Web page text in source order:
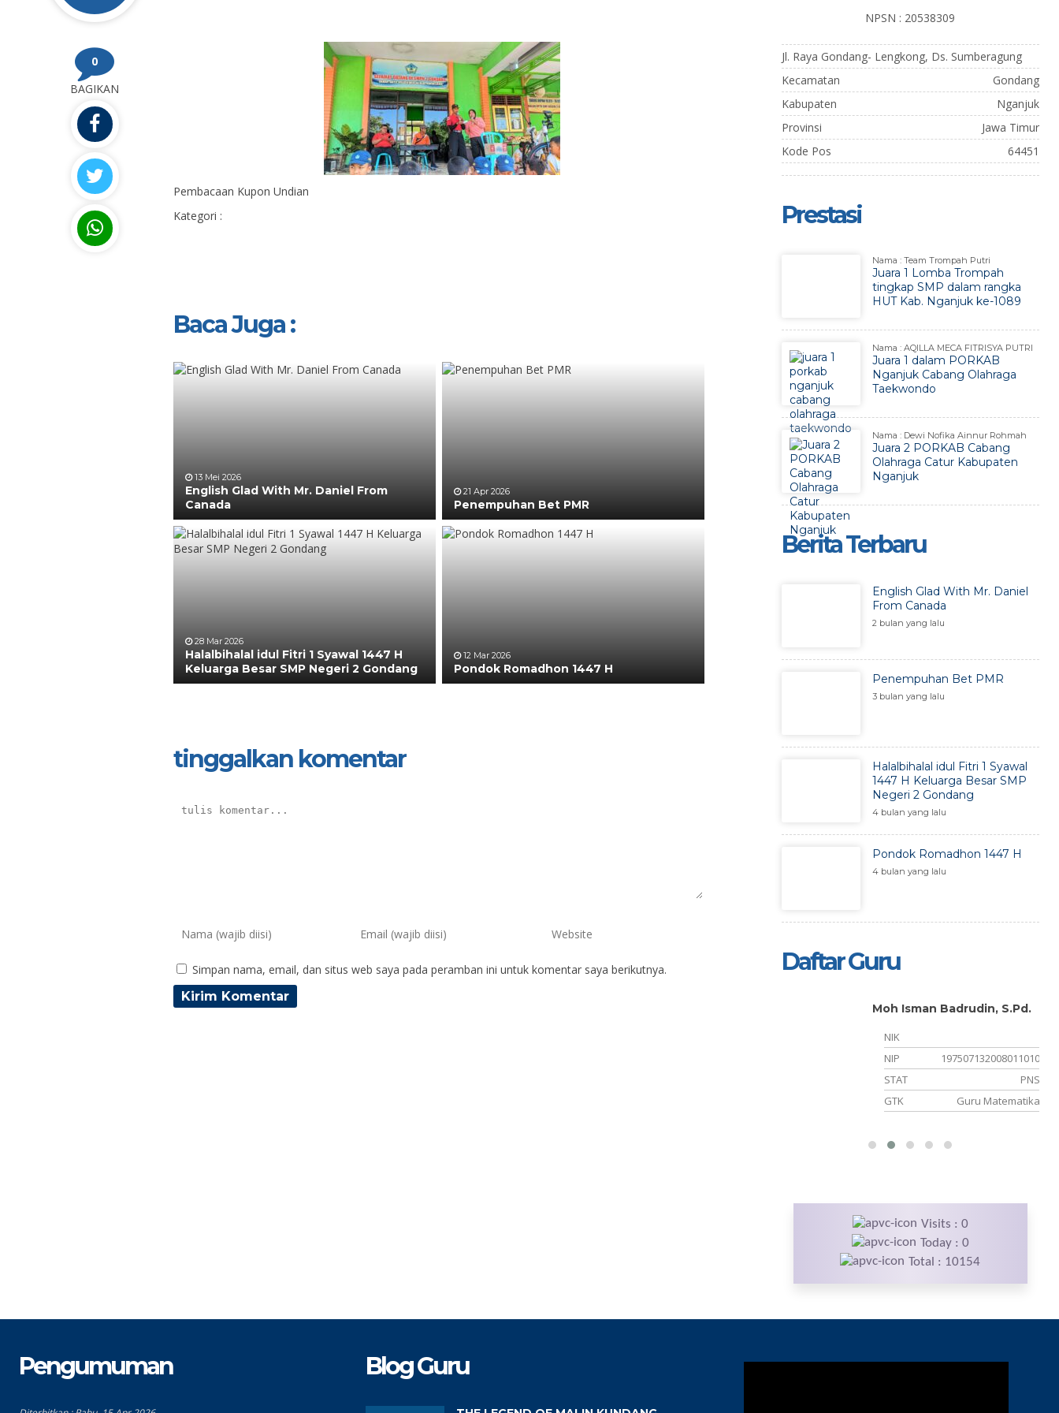
0
BAGIKAN
Pembacaan Kupon Undian
Kategori :
Baca Juga :
13 Mei 2026
English Glad With Mr. Daniel From
Canada
21 Apr 2026
Penempuhan Bet PMR
28 Mar 2026
Halalbihalal idul Fitri 1 Syawal 1447 H
Keluarga Besar SMP Negeri 2 Gondang
12 Mar 2026
Pondok Romadhon 1447 H
tinggalkan komentar
Simpan nama, email, dan situs web saya pada peramban ini untuk komentar saya berikutnya.
NPSN : 20538309
Jl. Raya Gondang- Lengkong, Ds. Sumberagung
Kecamatan
Gondang
Kabupaten
Nganjuk
Provinsi
Jawa Timur
Kode Pos
64451
Prestasi
Nama : Team Trompah Putri
Juara 1 Lomba Trompah
tingkap SMP dalam rangka
HUT Kab. Nganjuk ke-1089
Nama : AQILLA MECA FITRISYA PUTRI
Juara 1 dalam PORKAB
Nganjuk Cabang Olahraga
Taekwondo
Nama : Dewi Nofika Ainnur Rohmah
Juara 2 PORKAB Cabang
Olahraga Catur Kabupaten
Nganjuk
Berita Terbaru
English Glad With Mr. Daniel
From Canada
2 bulan yang lalu
Penempuhan Bet PMR
3 bulan yang lalu
Halalbihalal idul Fitri 1 Syawal
1447 H Keluarga Besar SMP
Negeri 2 Gondang
4 bulan yang lalu
Pondok Romadhon 1447 H
4 bulan yang lalu
Daftar Guru
Agung Puji Santoso
Moh Isman Badrudin, S.Pd.
NIK
NIP
197507132008011010
STAT
PNS
GTK
Guru Matematika
Visits : 0
Today : 0
Total : 10154
Pengumuman Blog Guru